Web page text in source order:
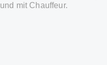
und mit Chauffeur.